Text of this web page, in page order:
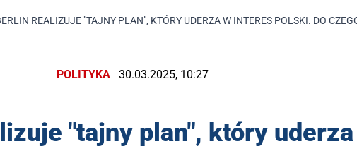
REALIZUJE "TAJNY PLAN", KTÓRY UDERZA W INTERES POLSKI. DO
POLITYKA 30.03.2025, 10:27
"tajny plan", który